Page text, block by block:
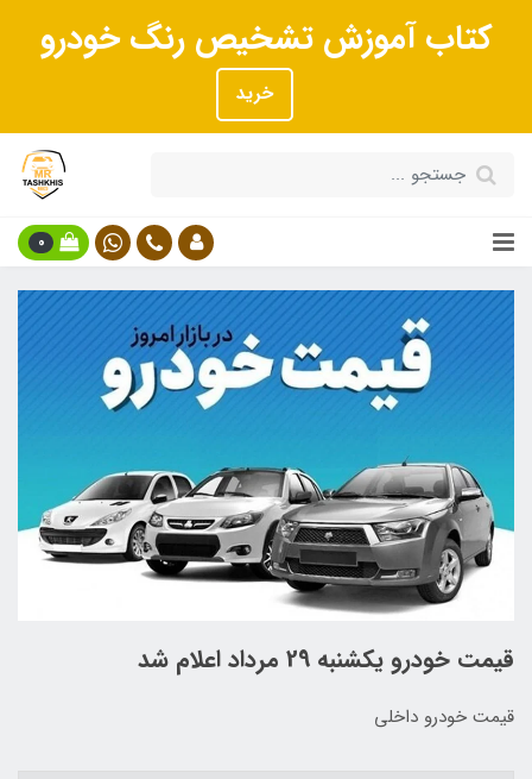
کتاب آموزش تشخیص رنگ خودرو
خرید
0
قیمت خودرو یکشنبه 29 مرداد اعلام شد
قیمت خودرو داخلی